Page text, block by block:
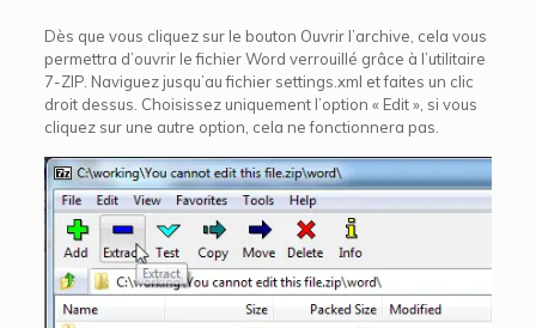
Dès que vous cliquez sur le bouton Ouvrir l’archive, cela vous
permettra d’ouvrir le fichier Word verrouillé grâce à l’utilitaire
7-ZIP. Naviguez jusqu’au fichier settings.xml et faites un clic
droit dessus. Choisissez uniquement l’option « Edit », si vous
cliquez sur une autre option, cela ne fonctionnera pas.